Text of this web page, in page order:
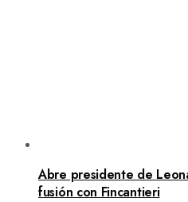
Abre presidente de
fusión con Fincantieri